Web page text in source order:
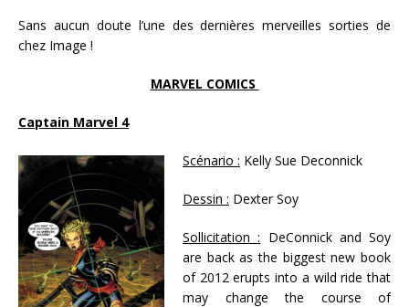
Sans aucun doute l’une des dernières merveilles sorties de
chez Image !
MARVEL COMICS
Captain Marvel 4
Scénario : Kelly Sue Deconnick
Dessin : Dexter Soy
Sollicitation : DeConnick and Soy
are back as the biggest new book
of 2012 erupts into a wild ride that
may change the course of